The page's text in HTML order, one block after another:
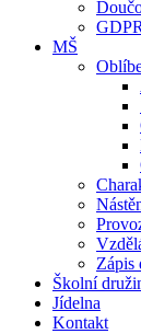
MŠ
Zápis
Školní
Jídelna
Kontakt